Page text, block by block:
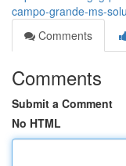
campo-grande-ms-
Comments
Comments
Submit a Comment
No HTML